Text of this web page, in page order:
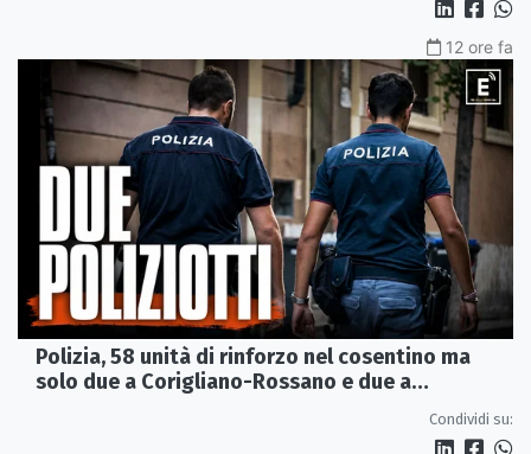
12 ore fa
Polizia, 58 unità di rinforzo nel cosentino ma
solo due a Corigliano-Rossano e due a
Condividi su: